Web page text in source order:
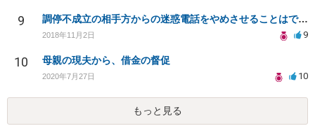
9 調停不成立の相手方からの迷惑電話をやめさせることはできますか？
2018年11月2日 9
10 母親の現夫から、借金の督促
2020年7月27日 10
もっと見る